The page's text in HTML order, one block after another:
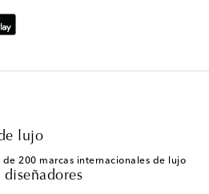
lujo
de 200 marcas internacionales de lujo